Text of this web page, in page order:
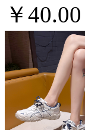
￥40.00